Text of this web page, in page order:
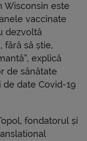
Wisconsin este
vaccinate
dezvoltă
fără să știe,
explică
de sănătate
date Covid-19
fondatorul și